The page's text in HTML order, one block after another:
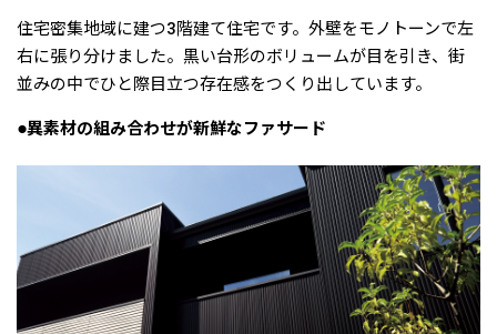
住宅密集地域に建つ3階建て住宅です。外壁をモノトーンで左
右に張り分けました。黒い台形のボリュームが目を引き、街
並みの中でひと際目立つ存在感をつくり出しています。
●異素材の組み合わせが新鮮なファサード